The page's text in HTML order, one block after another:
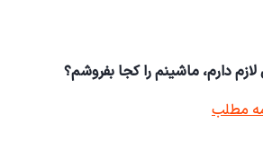
لازم دارم، ماشینم را کجا بفروشم؟
مطلب